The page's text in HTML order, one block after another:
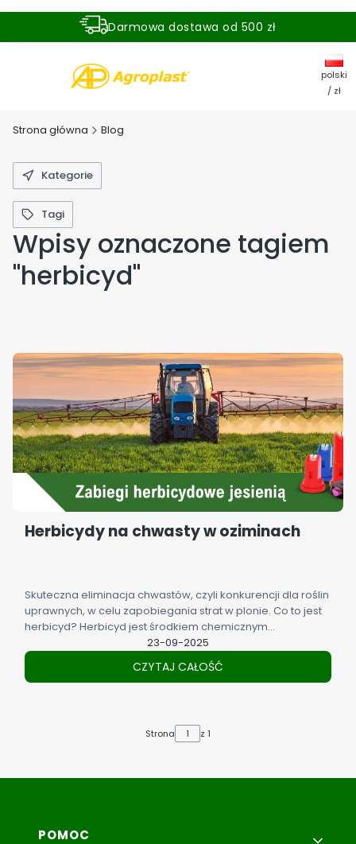
Darmowa dostawa od 500 zł
polski
/ zł
Strona główna Blog
Kategorie
Tagi
Wpisy oznaczone tagiem
"herbicyd"
23-09-2025
Herbicydy na chwasty w oziminach
Skuteczna eliminacja chwastów, czyli konkurencji dla roślin
uprawnych, w celu zapobiegania strat w plonie. Co to jest
herbicyd? Herbicyd jest środkiem chemicznym
stosowanym w rolnictwie i ogrodnictwie. Jest jedną z
metod służących do eliminacji niepożądanego
zachwaszczenia i utrzymania plantacji uprawnych, sadów i
CZYTAJ CAŁOŚĆ
Strona z 1
Linki w stopce
POMOC